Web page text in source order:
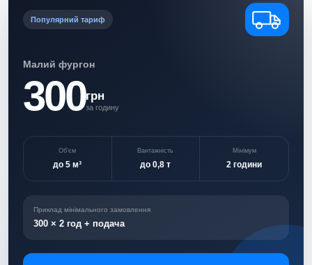
Популярний тариф
Малий фургон
300грн
за годину
Об’єм
до 5 м³
Вантажність
до 0,8 т
Мінімум
2 години
Приклад мінімального замовлення
300 × 2 год + подача